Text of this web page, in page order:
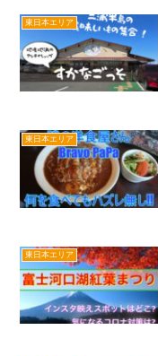
東日本エリア
東日本エリア
東日本エリア